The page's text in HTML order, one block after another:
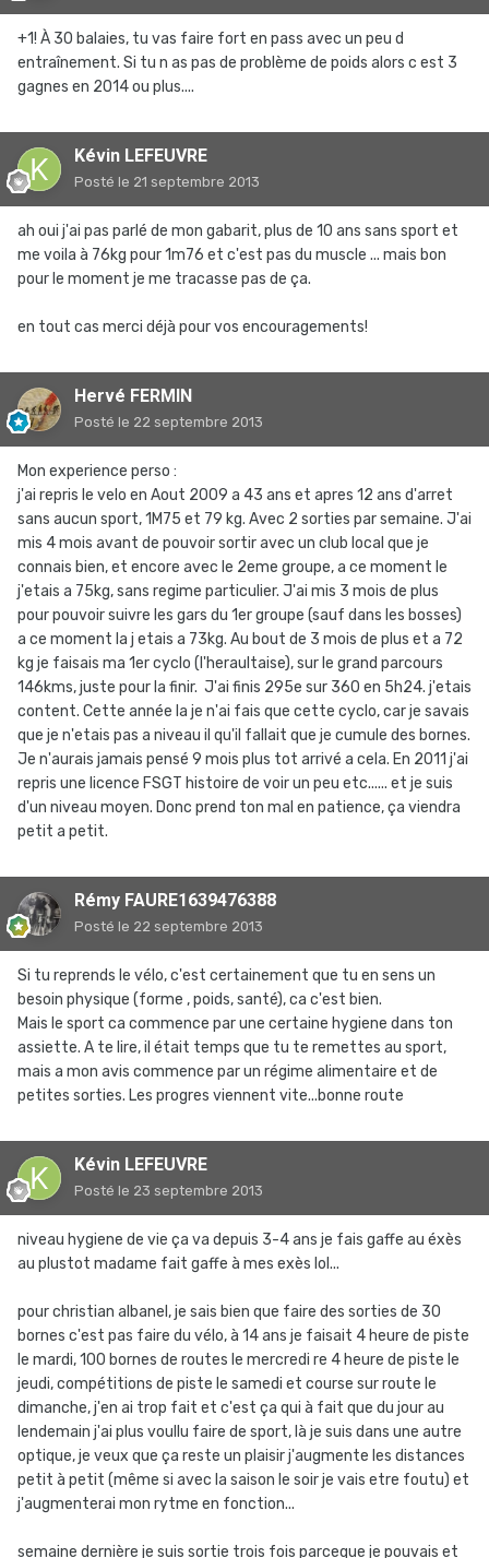
+1! À 30 balaies, tu vas faire fort en pass avec un peu d
entraînement. Si tu n as pas de problème de poids alors c est 3
gagnes en 2014 ou plus....
Kévin LEFEUVRE
Posté le 21 septembre 2013
ah oui j'ai pas parlé de mon gabarit, plus de 10 ans sans sport et
me voila à 76kg pour 1m76 et c'est pas du muscle ... mais bon
pour le moment je me tracasse pas de ça.
en tout cas merci déjà pour vos encouragements!
Hervé FERMIN
Posté le 22 septembre 2013
Mon experience perso :
j'ai repris le velo en Aout 2009 a 43 ans et apres 12 ans d'arret
sans aucun sport, 1M75 et 79 kg. Avec 2 sorties par semaine. J'ai
mis 4 mois avant de pouvoir sortir avec un club local que je
connais bien, et encore avec le 2eme groupe, a ce moment le
j'etais a 75kg, sans regime particulier. J'ai mis 3 mois de plus
pour pouvoir suivre les gars du 1er groupe (sauf dans les bosses)
a ce moment la j etais a 73kg. Au bout de 3 mois de plus et a 72
kg je faisais ma 1er cyclo (l'heraultaise), sur le grand parcours
146kms, juste pour la finir. J'ai finis 295e sur 360 en 5h24. j'etais
content. Cette année la je n'ai fais que cette cyclo, car je savais
que je n'etais pas a niveau il qu'il fallait que je cumule des bornes.
Je n'aurais jamais pensé 9 mois plus tot arrivé a cela. En 2011 j'ai
repris une licence FSGT histoire de voir un peu etc...... et je suis
d'un niveau moyen. Donc prend ton mal en patience, ça viendra
petit a petit.
Rémy FAURE1639476388
Posté le 22 septembre 2013
Si tu reprends le vélo, c'est certainement que tu en sens un
besoin physique (forme , poids, santé), ca c'est bien.
Mais le sport ca commence par une certaine hygiene dans ton
assiette. A te lire, il était temps que tu te remettes au sport,
mais a mon avis commence par un régime alimentaire et de
petites sorties. Les progres viennent vite...bonne route
Kévin LEFEUVRE
Posté le 23 septembre 2013
niveau hygiene de vie ça va depuis 3-4 ans je fais gaffe au éxès
au plustot madame fait gaffe à mes exès lol...
pour christian albanel, je sais bien que faire des sorties de 30
bornes c'est pas faire du vélo, à 14 ans je faisait 4 heure de piste
le mardi, 100 bornes de routes le mercredi re 4 heure de piste le
jeudi, compétitions de piste le samedi et course sur route le
dimanche, j'en ai trop fait et c'est ça qui à fait que du jour au
lendemain j'ai plus voullu faire de sport, là je suis dans une autre
optique, je veux que ça reste un plaisir j'augmente les distances
petit à petit (même si avec la saison le soir je vais etre foutu) et
j'augmenterai mon rytme en fonction...
semaine dernière je suis sortie trois fois parceque je pouvais et